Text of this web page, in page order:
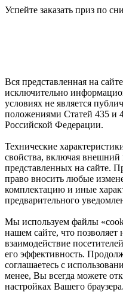
Успейте заказать приз по
Вся представленная на
исключительно
условиях не является
положениями Статей 435 и
Российской Федерации.
Технические
свойства, включая внешний
представленных на сайте.
право вносить любые
комплектацию и иные
предварительного
Мы используем файлы
нашем сайте, что позволяет
взаимодействие
его эффективность.
соглашаетесь с
менее, Вы всегда можете
настройках Вашего браузера.